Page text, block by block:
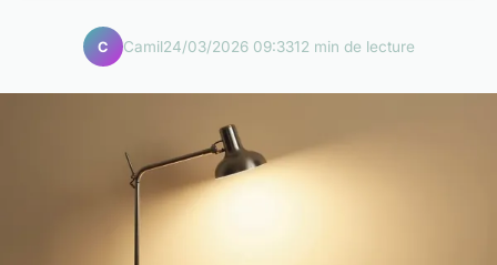
C Camil24/03/2026 09:3312 min de lecture